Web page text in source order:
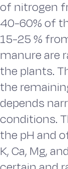
of nitrogen
40-60% of
15-25 %
manure are
the plants.
the
depends
conditions.
the pH and
K, Ca, Mg,